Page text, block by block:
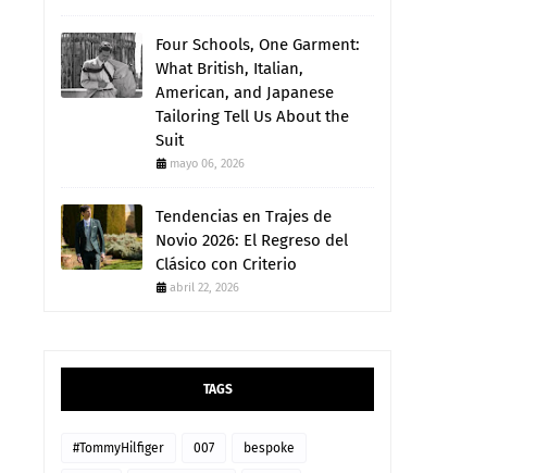
Four Schools, One Garment:
What British, Italian,
American, and Japanese
Tailoring Tell Us About the
Suit
mayo 06, 2026
Tendencias en Trajes de
Novio 2026: El Regreso del
Clásico con Criterio
abril 22, 2026
TAGS
#TommyHilfiger 007 bespoke